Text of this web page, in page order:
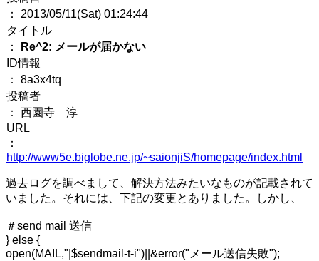
： 2013/05/11(Sat) 01:24:44
タイトル
：
Re^2: メールが届かない
ID情報
： 8a3x4tq
投稿者
： 西園寺 淳
URL
：
http://www5e.biglobe.ne.jp/~saionjiS/homepage/index.html
過去ログを調べまして、解決方法みたいなものが記載されて
いました。それには、下記の変更とありました。しかし、
＃send mail 送信
} else {
open(MAIL,"|$sendmail-t-i")||&error("メール送信失敗");